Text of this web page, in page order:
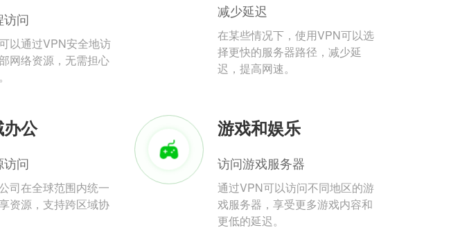
访问
以通过VPN安全地访
网络资源，无需担心
减少延迟
在某些情况下，使用VPN可以选
择更快的服务器路径，减少延
迟，提高网速。
公
访问
司在全球范围内统一
资源，支持跨区域协
游戏和娱乐
访问游戏服务器
通过VPN可以访问不同地区的游
戏服务器，享受更多游戏内容和
更低的延迟。